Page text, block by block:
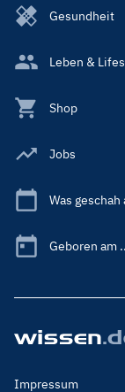
Gesundheit
Leben &
Shop
Jobs
Was geschah
Geboren am
Footer
Impressum